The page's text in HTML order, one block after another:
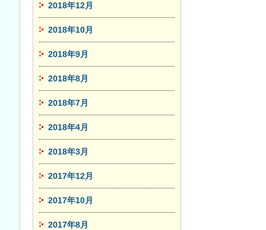
2018年12月
2018年10月
2018年9月
2018年8月
2018年7月
2018年4月
2018年3月
2017年12月
2017年10月
2017年8月